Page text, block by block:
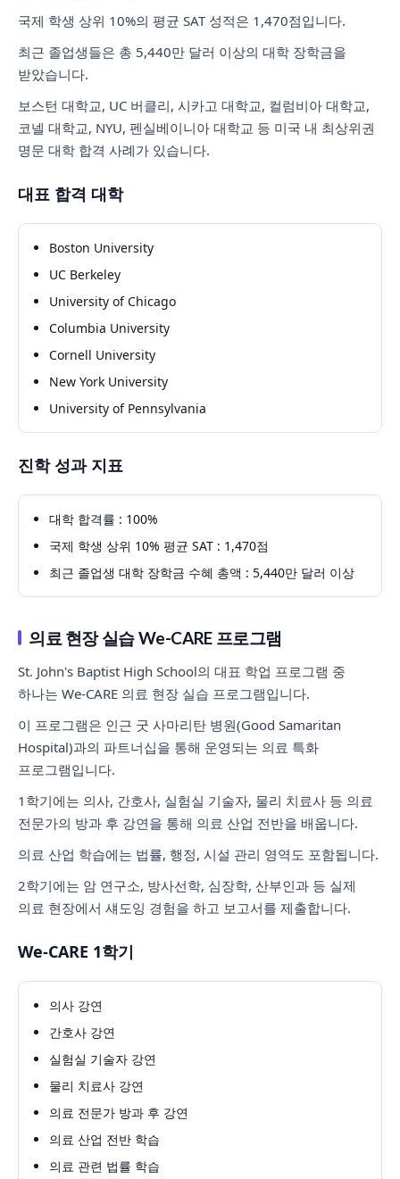
국제 학생 상위 10%의 평균 SAT 성적은 1,470점입니다.
최근 졸업생들은 총 5,440만 달러 이상의 대학 장학금을
받았습니다.
보스턴 대학교, UC 버클리, 시카고 대학교, 컬럼비아 대학교,
코넬 대학교, NYU, 펜실베이니아 대학교 등 미국 내 최상위권
명문 대학 합격 사례가 있습니다.
대표 합격 대학
Boston University
UC Berkeley
University of Chicago
Columbia University
Cornell University
New York University
University of Pennsylvania
진학 성과 지표
대학 합격률 : 100%
국제 학생 상위 10% 평균 SAT : 1,470점
최근 졸업생 대학 장학금 수혜 총액 : 5,440만 달러 이상
의료 현장 실습 We-CARE 프로그램
St. John's Baptist High School의 대표 학업 프로그램 중
하나는 We-CARE 의료 현장 실습 프로그램입니다.
이 프로그램은 인근 굿 사마리탄 병원(Good Samaritan
Hospital)과의 파트너십을 통해 운영되는 의료 특화
프로그램입니다.
1학기에는 의사, 간호사, 실험실 기술자, 물리 치료사 등 의료
전문가의 방과 후 강연을 통해 의료 산업 전반을 배웁니다.
의료 산업 학습에는 법률, 행정, 시설 관리 영역도 포함됩니다.
2학기에는 암 연구소, 방사선학, 심장학, 산부인과 등 실제
의료 현장에서 섀도잉 경험을 하고 보고서를 제출합니다.
We-CARE 1학기
의사 강연
간호사 강연
실험실 기술자 강연
물리 치료사 강연
의료 전문가 방과 후 강연
의료 산업 전반 학습
의료 관련 법률 학습